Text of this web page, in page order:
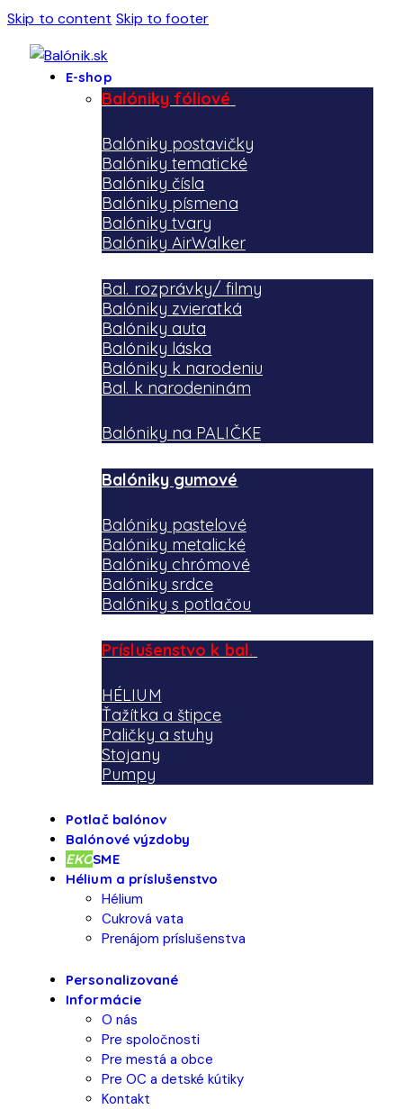
Skip to content Skip to footer
E-shop
Balóniky fóliové
Balóniky postavičky
Balóniky tematické
Balóniky čísla
Balóniky písmena
Balóniky tvary
Balóniky AirWalker
Bal. rozprávky/ filmy
Balóniky zvieratká
Balóniky auta
Balóniky láska
Balóniky k narodeniu
Bal. k narodeninám
Balóniky na PALIČKE
Balóniky gumové
Balóniky pastelové
Balóniky metalické
Balóniky chrómové
Balóniky srdce
Balóniky s potlačou
Príslušenstvo k bal.
HÉLIUM
Ťažítka a štipce
Paličky a stuhy
Stojany
Pumpy
Potlač balónov
Balónové výzdoby
EKOSME
Hélium a príslušenstvo
Hélium
Cukrová vata
Prenájom príslušenstva
Personalizované
Informácie
O nás
Pre spoločnosti
Pre mestá a obce
Pre OC a detské kútiky
Kontakt